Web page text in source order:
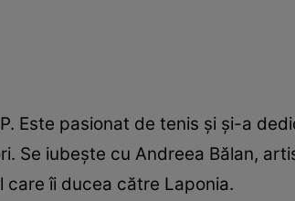
Este pasionat de tenis și și-a
Se iubește cu Andreea Bălan,
care îi ducea către Laponia.